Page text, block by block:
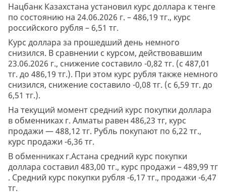
Нацбанк Казахстана установил курс доллара к тенге
по состоянию на 24.06.2026 г. – 486,19 тг., курс
российского рубля – 6,51 тг.
Курс доллара за прошедший день немного
снизился. В сравнении с курсом, действовавшим
23.06.2026 г., снижение составило -0,82 тг. (с 487,01
тг. до 486,19 тг.). При этом курс рубля также немного
снизился, снижение составило -0,08 тг. (с 6,59 тг. до
6,51 тг.).
На текущий момент средний курс покупки доллара
в обменниках г. Алматы равен 486,23 тг, курс
продажи — 488,12 тг. Рубль покупают по 6,22 тг.,
курс продажи -6,36 тг.
В обменниках г.Астана средний курс покупки
доллара составил 483,00 тг., курс продажи – 489,99 тг
. Средний курс покупки рубля -6,17 тг., продажи -6,47
тг.